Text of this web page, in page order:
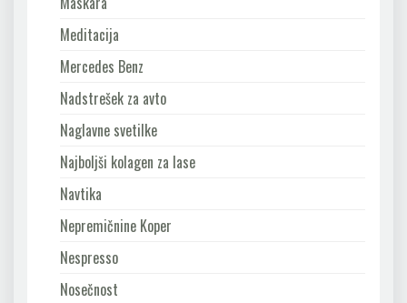
Meditacija
Mercedes Benz
Nadstrešek za avto
Naglavne svetilke
Najboljši kolagen za lase
Navtika
Nepremičnine Koper
Nespresso
Nosečnost